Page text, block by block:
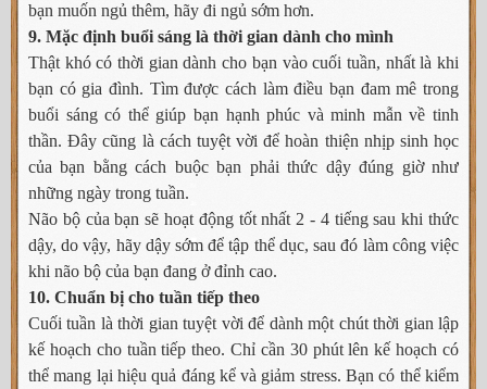
bạn muốn ngủ thêm, hãy đi ngủ sớm hơn.
9. Mặc định buổi sáng là thời gian dành cho mình
Thật khó có thời gian dành cho bạn vào cuối tuần, nhất là khi
bạn có gia đình. Tìm được cách làm điều bạn đam mê trong
buổi sáng có thể giúp bạn hạnh phúc và minh mẫn về tinh
thần. Đây cũng là cách tuyệt vời để hoàn thiện nhịp sinh học
của bạn bằng cách buộc bạn phải thức dậy đúng giờ như
những ngày trong tuần.
Não bộ của bạn sẽ hoạt động tốt nhất 2 - 4 tiếng sau khi thức
dậy, do vậy, hãy dậy sớm để tập thể dục, sau đó làm công việc
khi não bộ của bạn đang ở đỉnh cao.
10. Chuẩn bị cho tuần tiếp theo
Cuối tuần là thời gian tuyệt vời để dành một chút thời gian lập
kế hoạch cho tuần tiếp theo. Chỉ cần 30 phút lên kế hoạch có
thể mang lại hiệu quả đáng kể và giảm stress. Bạn có thể kiểm